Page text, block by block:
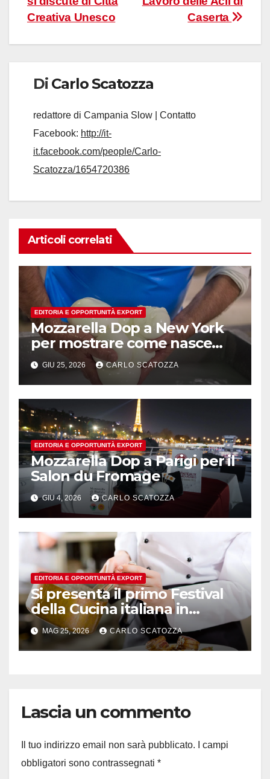
Caserta
Creativa Unesco
Di Carlo Scatozza
redattore di Campania Slow | Contatto
Facebook: http://it-
it.facebook.com/people/Carlo-
Scatozza/1654720386
Articoli correlati
EDITORIA E OPPORTUNITÀ EXPORT
Mozzarella Dop a New York
per mostrare come nasce
l’oro bianco del sud
GIU 25, 2026 CARLO SCATOZZA
EDITORIA E OPPORTUNITÀ EXPORT
Mozzarella Dop a Parigi per il
Salon du Fromage
GIU 4, 2026 CARLO SCATOZZA
EDITORIA E OPPORTUNITÀ EXPORT
Si presenta il primo Festival
della Cucina italiana in
Svizzera
MAG 25, 2026 CARLO SCATOZZA
Lascia un commento
Il tuo indirizzo email non sarà pubblicato.
I campi
obbligatori sono contrassegnati *